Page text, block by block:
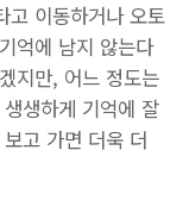
고 이동하거나 오토
억에 남지 않는다
지만, 어느 정도는
생하게 기억에 잘
고 가면 더욱 더